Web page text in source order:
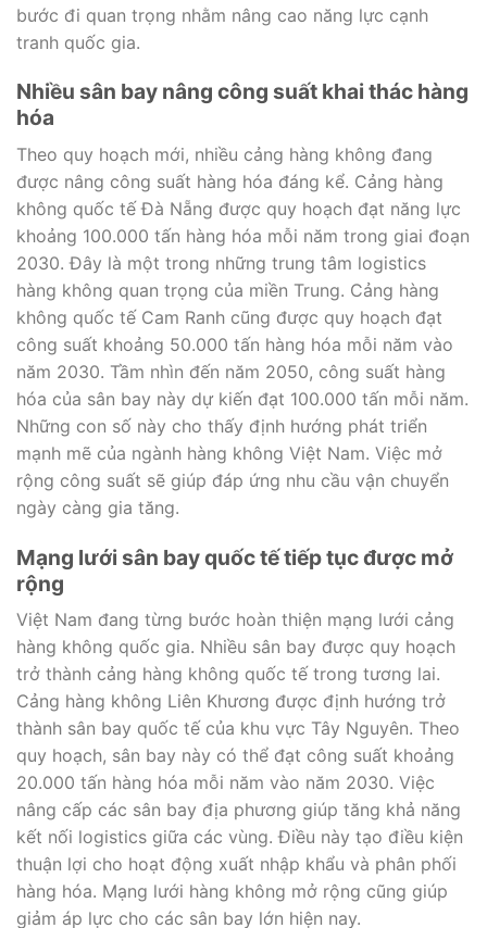
bước đi quan trọng nhằm nâng cao năng lực cạnh
tranh quốc gia.
Nhiều sân bay nâng công suất khai thác hàng
hóa
Theo quy hoạch mới, nhiều cảng hàng không đang
được nâng công suất hàng hóa đáng kể. Cảng hàng
không quốc tế Đà Nẵng được quy hoạch đạt năng lực
khoảng 100.000 tấn hàng hóa mỗi năm trong giai đoạn
2030. Đây là một trong những trung tâm logistics
hàng không quan trọng của miền Trung. Cảng hàng
không quốc tế Cam Ranh cũng được quy hoạch đạt
công suất khoảng 50.000 tấn hàng hóa mỗi năm vào
năm 2030. Tầm nhìn đến năm 2050, công suất hàng
hóa của sân bay này dự kiến đạt 100.000 tấn mỗi năm.
Những con số này cho thấy định hướng phát triển
mạnh mẽ của ngành hàng không Việt Nam. Việc mở
rộng công suất sẽ giúp đáp ứng nhu cầu vận chuyển
ngày càng gia tăng.
Mạng lưới sân bay quốc tế tiếp tục được mở
rộng
Việt Nam đang từng bước hoàn thiện mạng lưới cảng
hàng không quốc gia. Nhiều sân bay được quy hoạch
trở thành cảng hàng không quốc tế trong tương lai.
Cảng hàng không Liên Khương được định hướng trở
thành sân bay quốc tế của khu vực Tây Nguyên. Theo
quy hoạch, sân bay này có thể đạt công suất khoảng
20.000 tấn hàng hóa mỗi năm vào năm 2030. Việc
nâng cấp các sân bay địa phương giúp tăng khả năng
kết nối logistics giữa các vùng. Điều này tạo điều kiện
thuận lợi cho hoạt động xuất nhập khẩu và phân phối
hàng hóa. Mạng lưới hàng không mở rộng cũng giúp
giảm áp lực cho các sân bay lớn hiện nay.